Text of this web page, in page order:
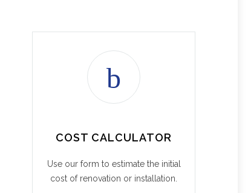
COST CALCULATOR
Use our form to estimate the initial
cost of renovation or installation.